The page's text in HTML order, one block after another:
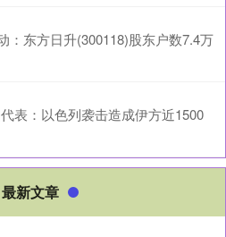
：东方日升(300118)股东户数7.4万
表：以色列袭击造成伊方近1500
最新文章